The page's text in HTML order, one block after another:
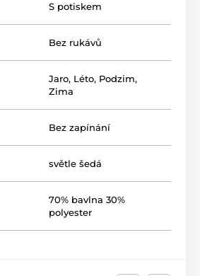
materiálu 3%
S potiskem
Bez rukávů
Jaro, Léto, Podzim,
Zima
Bez zapínání
světle šedá
70% bavlna 30%
polyester